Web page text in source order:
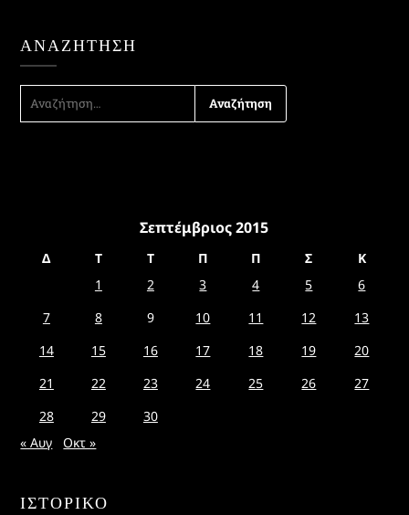
ΑΝΑΖΉΤΗΣΗ
ΑΝΑΖΉΤΗΣΗ
ΓΙΑ:
Σεπτέμβριος 2015
Δ Τ Τ Π Π Σ
Κ
1
2 3 4 5
6
7
8 9 10 11 12
13
14
15 16 17 18 19
20
21
22 23 24 25 26
27
28
29
30
« Αυγ
Οκτ »
ΙΣΤΟΡΙΚΌ